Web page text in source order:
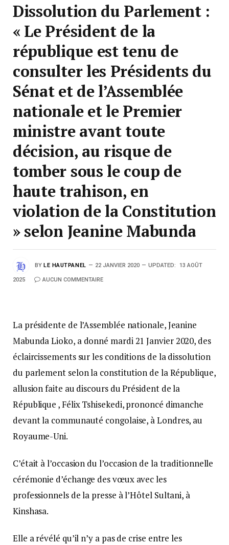
Dissolution du Parlement :
« Le Président de la
république est tenu de
consulter les Présidents du
Sénat et de l’Assemblée
nationale et le Premier
ministre avant toute
décision, au risque de
tomber sous le coup de
haute trahison, en
violation de la Constitution
» selon Jeanine Mabunda
BY LE HAUTPANEL 22 JANVIER 2020 UPDATED: 13 AOÛT
2025 AUCUN COMMENTAIRE
La présidente de l’Assemblée nationale, Jeanine
Mabunda Lioko, a donné mardi 21 Janvier 2020, des
éclaircissements sur les conditions de la dissolution
du parlement selon la constitution de la République,
allusion faite au discours du Président de la
République , Félix Tshisekedi, prononcé dimanche
devant la communauté congolaise, à Londres, au
Royaume-Uni.
C’était à l’occasion du l’occasion de la traditionnelle
cérémonie d’échange des vœux avec les
professionnels de la presse à l’Hôtel Sultani, à
Kinshasa.
Elle a révélé qu’il n’y a pas de crise entre les